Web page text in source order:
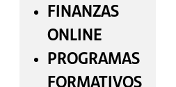
FINANZAS
ONLINE
PROGRAMAS
FORMATIVOS